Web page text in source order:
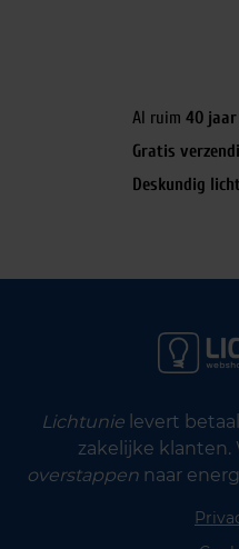
Al ruim 40
Gratis
Deskundig
Lichtunielevert
zakelijke klanten.
overstappen naar